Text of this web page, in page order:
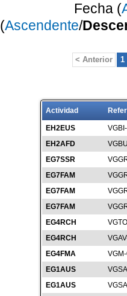
Fecha (
(Ascendente/
< Anterior 1
Actividad
EH2EUS
EH2AFD
EG7SSR
EG7FAM
EG7FAM
EG7FAM
EG4RCH
EG4RCH
EG4FMA
EG1AUS
EG1AUS